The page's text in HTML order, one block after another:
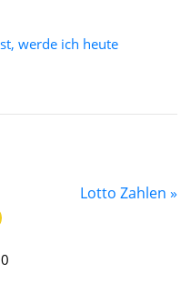
werde ich heute
Lotto Zahlen »